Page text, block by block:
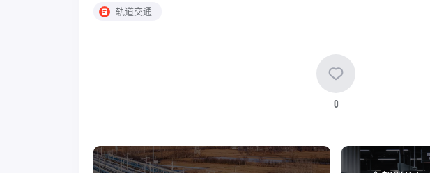
轨道交通
0